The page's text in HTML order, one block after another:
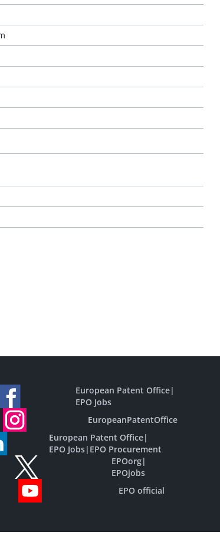
European Patent Office|
EPO Jobs
EuropeanPatentOffice
European Patent Office|
EPO Jobs| EPO Procurement
EPOorg|
EPOjobs
EPO official